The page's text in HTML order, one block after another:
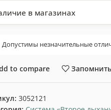
в магазинах
Допустимы незначительные
to compare Запомнить
3052121